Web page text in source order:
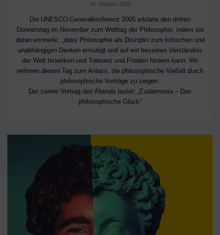
18. Oktober 2025
Die UNESCO-Generalkonferenz 2005 erklärte den dritten
Donnerstag im November zum Welttag der Philosophie, indem sie
daran erinnerte, „dass Philosophie als Disziplin zum kritischen und
unabhängigen Denken ermutigt und auf ein besseres Verständnis
der Welt hinwirken und Toleranz und Frieden fördern kann. Wir
nehmen diesen Tag zum Anlass, die philosophische Vielfalt durch
philosophische Vorträge zu zeigen.
Der zweite Vortrag des Abends lautet: „Eudaimonia – Das
philosophische Glück“